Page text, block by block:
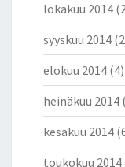
lokakuu 2014
syyskuu 2014
elokuu 2014 (4)
heinäkuu 2014
kesäkuu 2014
toukokuu 2014